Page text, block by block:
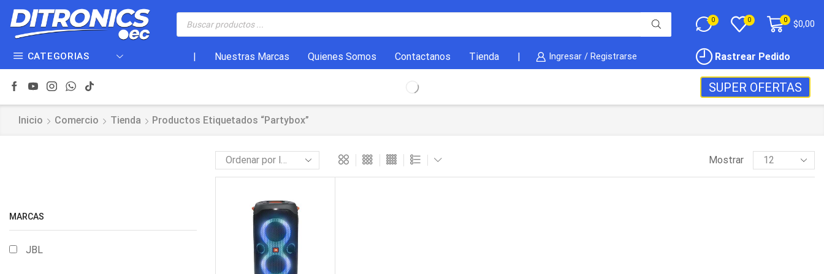
0 0 0 $0,00
CATEGORIAS Nuestras Marcas Quienes Somos Contactanos Tienda Ingresar / Registrarse Rastrear Pedido
SUPER OFERTAS
Inicio Comercio Tienda Productos Etiquetados “partybox”
Mostrar
MARCAS
JBL